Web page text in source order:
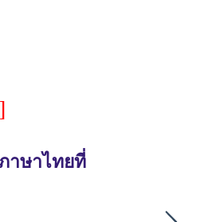
าษาไทยที่